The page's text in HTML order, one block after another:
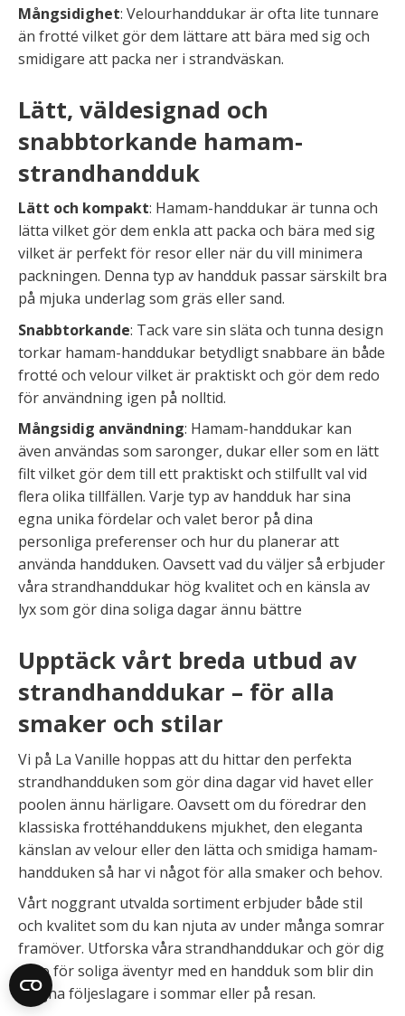
Mångsidighet: Velourhanddukar är ofta lite tunnare
än frotté vilket gör dem lättare att bära med sig och
smidigare att packa ner i strandväskan.
Lätt, väldesignad och
snabbtorkande hamam-
strandhandduk
Lätt och kompakt: Hamam-handdukar är tunna och
lätta vilket gör dem enkla att packa och bära med sig
vilket är perfekt för resor eller när du vill minimera
packningen. Denna typ av handduk passar särskilt bra
på mjuka underlag som gräs eller sand.
Snabbtorkande: Tack vare sin släta och tunna design
torkar hamam-handdukar betydligt snabbare än både
frotté och velour vilket är praktiskt och gör dem redo
för användning igen på nolltid.
Mångsidig användning: Hamam-handdukar kan
även användas som saronger, dukar eller som en lätt
filt vilket gör dem till ett praktiskt och stilfullt val vid
flera olika tillfällen. Varje typ av handduk har sina
egna unika fördelar och valet beror på dina
personliga preferenser och hur du planerar att
använda handduken. Oavsett vad du väljer så erbjuder
våra strandhanddukar hög kvalitet och en känsla av
lyx som gör dina soliga dagar ännu bättre
Upptäck vårt breda utbud av
strandhanddukar – för alla
smaker och stilar
Vi på La Vanille hoppas att du hittar den perfekta
strandhandduken som gör dina dagar vid havet eller
poolen ännu härligare. Oavsett om du föredrar den
klassiska frottéhanddukens mjukhet, den eleganta
känslan av velour eller den lätta och smidiga hamam-
handduken så har vi något för alla smaker och behov.
Vårt noggrant utvalda sortiment erbjuder både stil
och kvalitet som du kan njuta av under många somrar
framöver. Utforska våra strandhanddukar och gör dig
redo för soliga äventyr med en handduk som blir din
trogna följeslagare i sommar eller på resan.